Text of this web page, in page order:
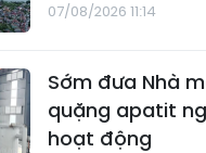
07/08/2026 11:14
Sớm đưa Nhà
quặng apatit
hoạt động